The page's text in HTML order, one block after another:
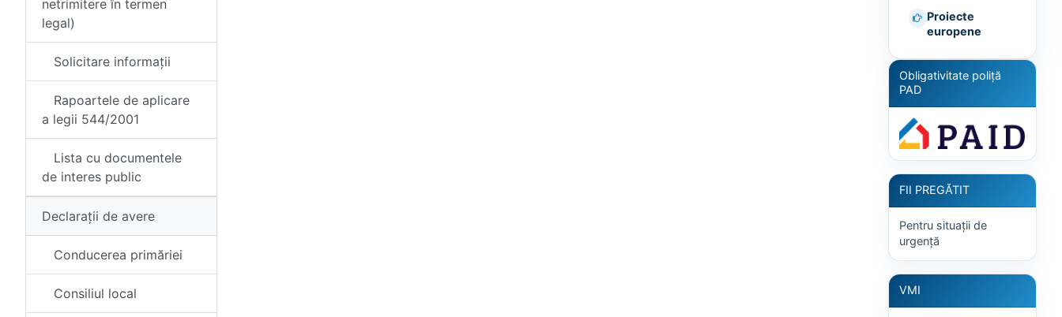
netrimitere în termen
legal)
Solicitare informații
Rapoartele de aplicare
a legii 544/2001
Lista cu documentele
de interes public
Declarații de avere
Conducerea primăriei
Consiliul local
Proiecte
europene
Obligativitate poliță
PAD
FII PREGĂTIT
Pentru situații de
urgență
VMI